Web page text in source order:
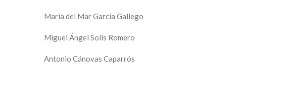
Maria del Mar García Gallego
Miguel Ángel Solís Romero
Antonio Cánovas Caparrós